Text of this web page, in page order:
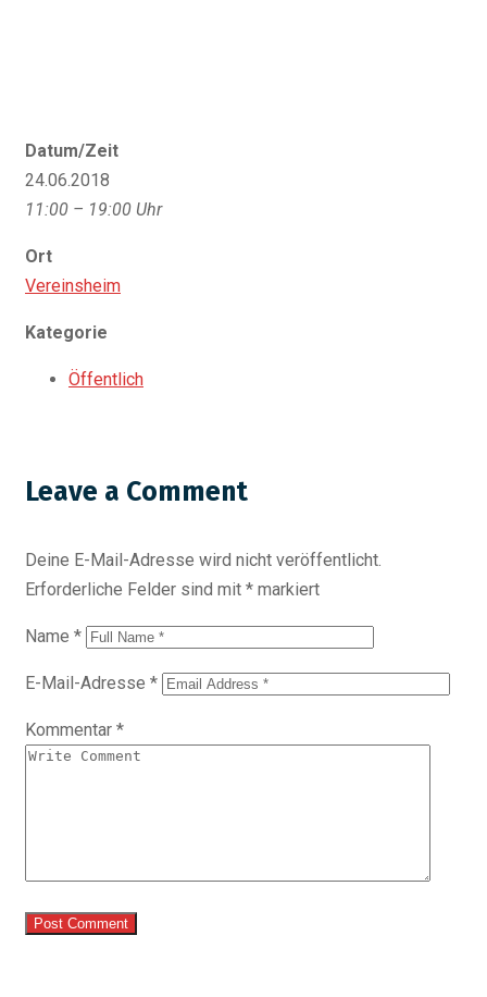
Datum/Zeit
24.06.2018
11:00 – 19:00 Uhr
Ort
Vereinsheim
Kategorie
Öffentlich
Leave a Comment
Deine E-Mail-Adresse wird nicht veröffentlicht.
Erforderliche Felder sind mit * markiert
Name *
E-Mail-Adresse *
Kommentar *